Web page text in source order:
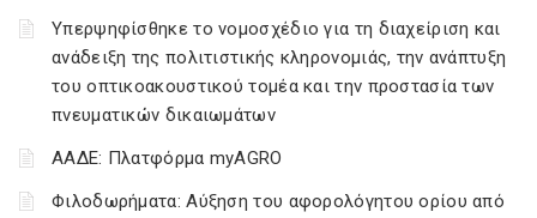
Υπερψηφίσθηκε το νομοσχέδιο για τη διαχείριση και
ανάδειξη της πολιτιστικής κληρονομιάς, την ανάπτυξη
του οπτικοακουστικού τομέα και την προστασία των
πνευματικών δικαιωμάτων
ΑΑΔΕ: Πλατφόρμα myAGRO
Φιλοδωρήματα: Αύξηση του αφορολόγητου ορίου από